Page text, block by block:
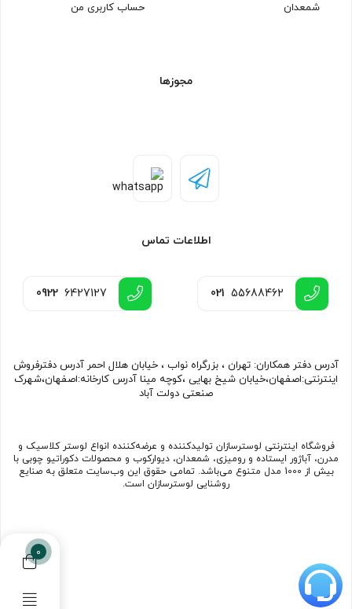
0
شمعدان
حساب کاربری من
مجوزها
اطلاعات تماس
021 55688462
0922 6427127
آدرس دفتر همکاران: تهران ، بزرگراه نواب ، خیابان هلال احمر آدرس دفترفروش
اینترنتی:اصفهان،خیابان شیخ بهایی ،کوچه مینا آدرس کارخانه:اصفهان،شهرک
صنعتی دولت آباد
فروشگاه اینترنتی لوسترسازان تولیدکننده و عرضه‌کننده انواع لوستر کلاسیک و
مدرن، آباژور ایستاده و رومیزی، شمعدان، دیوارکوب و محصولات دکوراتیو چوبی با
بیش از 1000 مدل متنوع می‌باشد. تمامی حقوق این وب‌سایت متعلق به صنایع
روشنایی لوسترسازان است.